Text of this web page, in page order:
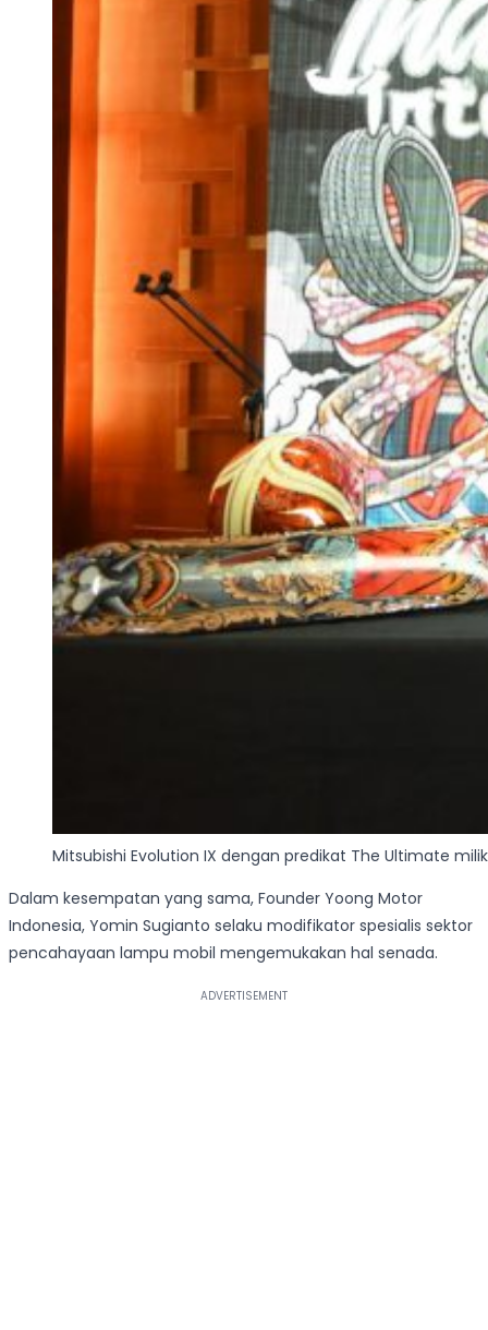
Mitsubishi Evolution IX dengan predikat The Ultimate
Dalam kesempatan yang sama, Founder Yoong Motor
Indonesia, Yomin Sugianto selaku modifikator spesialis sektor
pencahayaan lampu mobil mengemukakan hal senada.